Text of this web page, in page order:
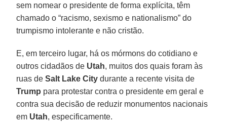
sem nomear o presidente de forma explícita, têm
chamado o “racismo, sexismo e nationalismo” do
trumpismo intolerante e não cristão.
E, em terceiro lugar, há os mórmons do cotidiano e
outros cidadãos de Utah, muitos dos quais foram às
ruas deSalt Lake City durante a recente visita de
Trump para protestar contra o presidente em geral e
contra sua decisão de reduzir monumentos nacionais
em Utah, especificamente.